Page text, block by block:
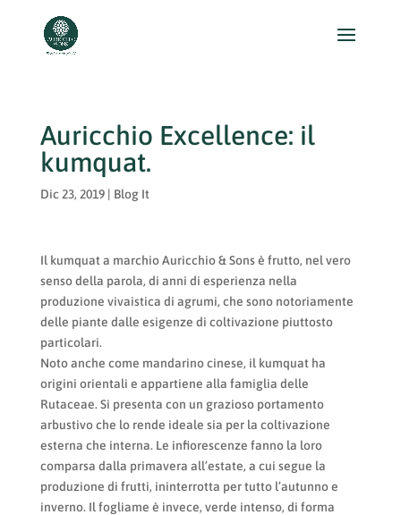
Auricchio Excellence: il
kumquat.
Dic 23, 2019| Blog It
Il kumquat a marchio Auricchio & Sons è frutto, nel vero
senso della parola, di anni di esperienza nella
produzione vivaistica di agrumi, che sono notoriamente
delle piante dalle esigenze di coltivazione piuttosto
particolari.
Noto anche come mandarino cinese, il kumquat ha
origini orientali e appartiene alla famiglia delle
Rutaceae. Si presenta con un grazioso portamento
arbustivo che lo rende ideale sia per la coltivazione
esterna che interna. Le infiorescenze fanno la loro
comparsa dalla primavera all’estate, a cui segue la
produzione di frutti, ininterrotta per tutto l’autunno e
inverno. Il fogliame è invece, verde intenso, di forma